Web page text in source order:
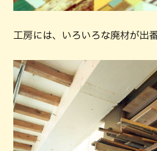
工房には、いろいろな廃材が出